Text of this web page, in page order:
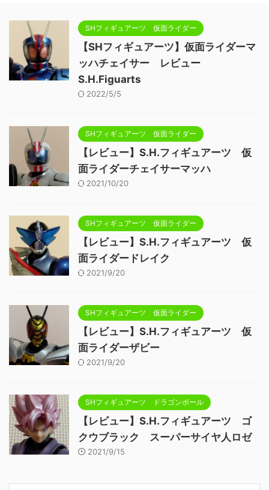
SHフィギュアーツ 仮面ライダー
【SHフィギュアーツ】仮面ライダーマ
ッハチェイサー レビュー
S.H.Figuarts
2022/5/5
SHフィギュアーツ 仮面ライダー
【レビュー】S.H.フィギュアーツ 仮
面ライダーチェイサーマッハ
2021/10/20
SHフィギュアーツ 仮面ライダー
【レビュー】S.H.フィギュアーツ 仮
面ライダードレイク
2021/9/20
SHフィギュアーツ 仮面ライダー
【レビュー】S.H.フィギュアーツ 仮
面ライダーザビー
2021/9/20
SHフィギュアーツ ドラゴンボール
【レビュー】S.H.フィギュアーツ ゴ
クウブラック スーパーサイヤ人ロゼ
2021/9/15